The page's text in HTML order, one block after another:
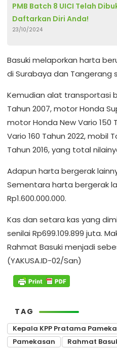
PMB Batch 8 UICI Telah
Daftarkan Diri Anda!
23/10/2024
Basuki melaporkan harta
di Surabaya dan Tangerang
Kemudian alat transportasi
Tahun 2007, motor Honda
motor Honda New Vario 150
Vario 160 Tahun 2022, mobil
Tahun 2016, yang total
Adapun harta bergerak
Sementara harta bergerak
Rp1.600.000.000.
Kas dan setara kas yang
senilai Rp699.109.899 juta.
Rahmat Basuki menjadi
(YAKUSA.ID-02/San)
TAG
Kepala KPP Pratama
Pamekasan
Rahmat